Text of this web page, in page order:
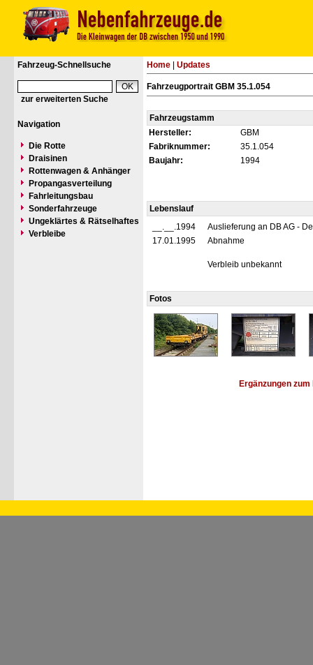
Fahrzeug-Schnellsuche
zur erweiterten Suche
Navigation
Die Rotte
Draisinen
Rottenwagen & Anhänger
Propangasverteilung
Fahrleitungsbau
Sonderfahrzeuge
Ungeklärtes & Rätselhaftes
Verbleibe
Home Updates
Fahrzeugportrait GBM 35.1.054
Fahrzeugstamm
Hersteller:
GBM
Fabriknummer:
35.1.054
Baujahr:
1994
Lebenslauf
__.__.1994
Auslieferung an DB AG -
17.01.1995
Abnahme
Verbleib unbekannt
Fotos
Ergänzungen